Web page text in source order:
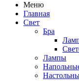
Меню
Главная
Свет
Бра
Лампы